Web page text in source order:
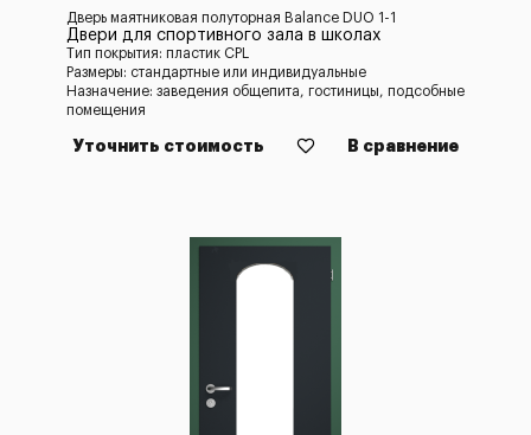
Дверь маятниковая полуторная Balance DUO 1-1
Двери для спортивного зала в школах
Тип покрытия: пластик CPL
Размеры: стандартные или индивидуальные
Назначение: заведения общепита, гостиницы, подсобные
помещения
Уточнить стоимость В сравнение